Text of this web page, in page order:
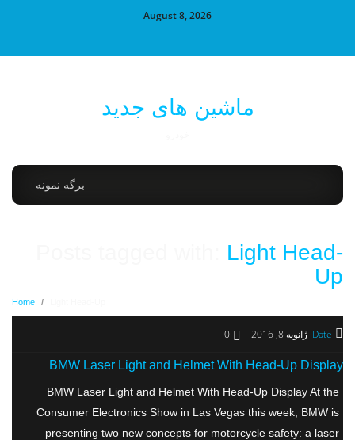
August 8, 2026
ماشین های جدید
برگه نمونه
Posts tagged with:Light Head-
Up
Home
Date: ژانویه 8, 2016 0
BMW Laser Light and Helmet With Head-Up Display
BMW Laser Light and Helmet With Head-Up Display At the
Consumer Electronics Show in Las Vegas this week, BMW is
presenting two new concepts for motorcycle safety: a laser